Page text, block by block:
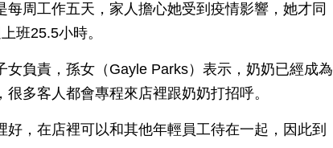
周工作五天，家人擔心她受到疫情影響，她才同
班25.5小時。
女負責，孫女（Gayle Parks）表示，奶奶已經成為
多客人都會專程來店裡跟奶奶打招呼。
，在店裡可以和其他年輕員工待在一起，因此到